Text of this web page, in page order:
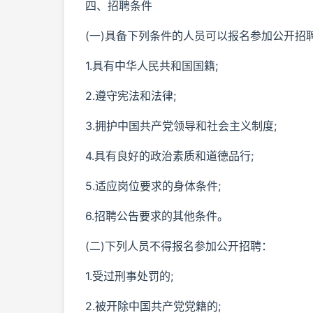
四、招聘条件
(一)具备下列条件的人员可以报名参加公开招
1.具有中华人民共和国国籍;
2.遵守宪法和法律;
3.拥护中国共产党领导和社会主义制度;
4.具有良好的政治素质和道德品行;
5.适应岗位要求的身体条件;
6.招聘公告要求的其他条件。
(二)下列人员不得报名参加公开招聘：
1.受过刑事处罚的;
2.被开除中国共产党党籍的;